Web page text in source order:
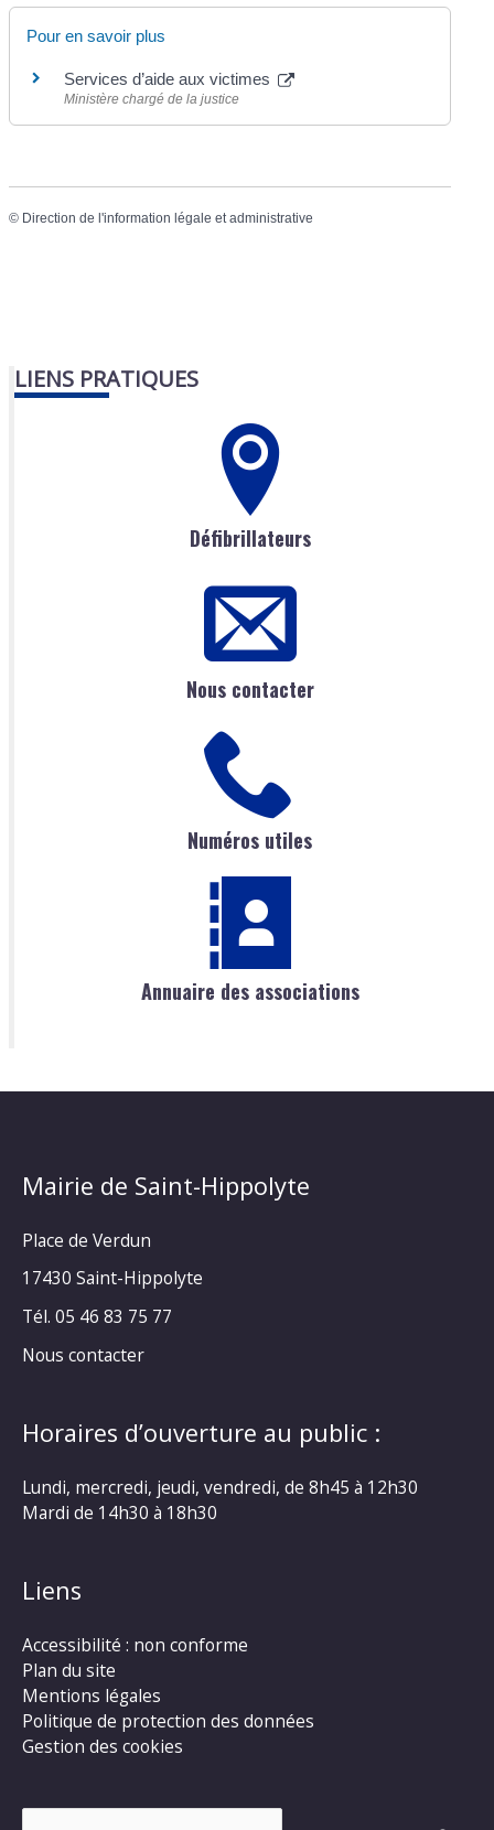
Pour en savoir plus
Services d’aide aux victimes
Ministère chargé de la justice
© Direction de l'information légale et administrative
LIENS PRATIQUES
Défibrillateurs
Nous contacter
Numéros utiles
Annuaire des associations
Mairie de Saint-Hippolyte
Place de Verdun
17430 Saint-Hippolyte
Tél. 05 46 83 75 77
Nous contacter
Horaires d’ouverture au public :
Lundi, mercredi, jeudi, vendredi, de 8h45 à 12h30
Mardi de 14h30 à 18h30
Liens
Accessibilité : non conforme
Plan du site
Mentions légales
Politique de protection des données
Gestion des cookies